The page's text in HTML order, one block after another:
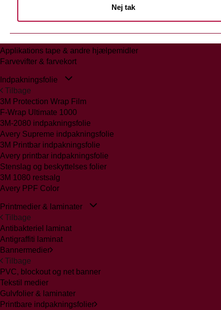
Nej tak
Glasmattering Ritrama/Fedrigoni
Applikations tape & andre hjælpemidler
Farvevifter & farvekort
Indpakningsfolie
Tilbage
3M Protection Wrap Film
F-Wrap Ultimate 1000
3M-2080 indpakningsfolie
Avery Supreme indpakningsfolie
3M Printbar indpakningsfolie
Avery printbar indpakningsfolie
Stenslag og beskyttelses folier
3M 1080 restsalg
Avery PPF Color
Printmedier & laminater
Tilbage
Antibakteriel laminat
Antigraffiti laminat
Bannermedier
Tilbage
PVC, blockout og net banner
Tekstil medier
Gulvfolier & laminater
Printbare indpakningsfolier